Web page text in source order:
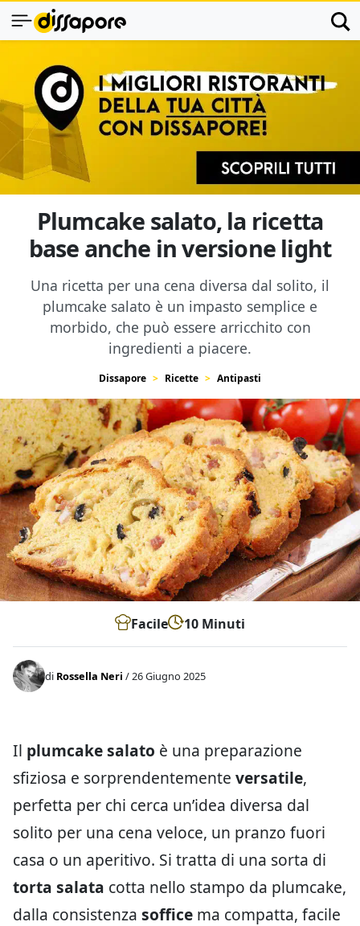
Plumcake salato, la ricetta
base anche in versione light
Una ricetta per una cena diversa dal solito, il
plumcake salato è un impasto semplice e
morbido, che può essere arricchito con
ingredienti a piacere.
Dissapore Ricette Antipasti
Facile 10 Minuti
di Rossella Neri / 26 Giugno 2025
Il plumcake salato è una preparazione
sfiziosa e sorprendentemente versatile,
perfetta per chi cerca un’idea diversa dal
solito per una cena veloce, un pranzo fuori
casa o un aperitivo. Si tratta di una sorta di
torta salata cotta nello stampo da plumcake,
dalla consistenza soffice ma compatta, facile